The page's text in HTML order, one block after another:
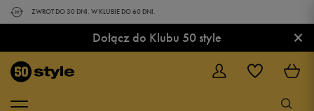
ZWROT DO 30 DNI. W KLUBIE DO 60 DNI.
Dołącz do Klubu 50 style ×